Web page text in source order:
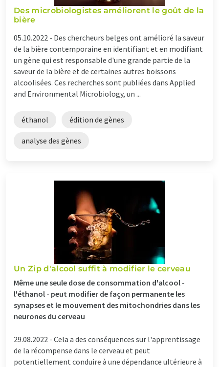
Des microbiologistes améliorent le goût de la
bière
05.10.2022 - Des chercheurs belges ont amélioré la saveur
de la bière contemporaine en identifiant et en modifiant
un gène qui est responsable d'une grande partie de la
saveur de la bière et de certaines autres boissons
alcoolisées. Ces recherches sont publiées dans Applied
and Environmental Microbiology, un ...
éthanol édition de gènes
analyse des gènes
Un Zip d'alcool suffit à modifier le cerveau
Même une seule dose de consommation d'alcool -
l'éthanol - peut modifier de façon permanente les
synapses et le mouvement des mitochondries dans les
neurones du cerveau
29.08.2022 - Cela a des conséquences sur l'apprentissage
de la récompense dans le cerveau et peut
potentiellement conduire à une dépendance ultérieure à